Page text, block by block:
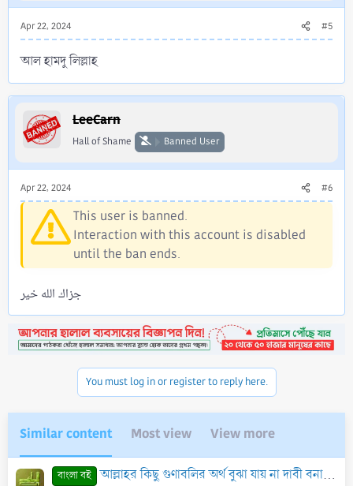
Apr 22, 2024 #5
আল হামদু লিল্লাহ
LeeCarn
Hall of Shame Banned User
Apr 22, 2024 #6
This user is banned.
Interaction with this account is disabled
until the ban ends.
جزاك الله خير
You must log in or register to reply here.
Similar content Most view View more
বাংলা বই আল্লাহর কিছু গুণাবলির অর্থ বুঝা যায় না দাবী বনাম সালাফে সালেহীনের নীতি - PDF